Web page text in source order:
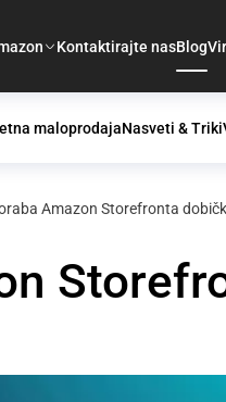
Kontaktirajte nasBlog
maloprodajaNasveti & Triki
Amazon Storefronta